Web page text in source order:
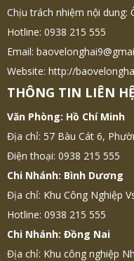
Chịu trách nhiệm nội dung:
Hotline: 0938 215 555
Email:
Website: http://
THÔNG TIN LIÊN HỆ
Văn Phòng: Hồ Chí Minh
Địa chỉ: 57 Bàu Cát 6,
Điện thoại: 0938 215 555
Chi Nhánh: Bình Dương
Địa chỉ: Khu Công Nghiệp
Hotline: 0938 215 555
Chi Nhánh: Đồng Nai
Địa chỉ: Khu công nghiệp